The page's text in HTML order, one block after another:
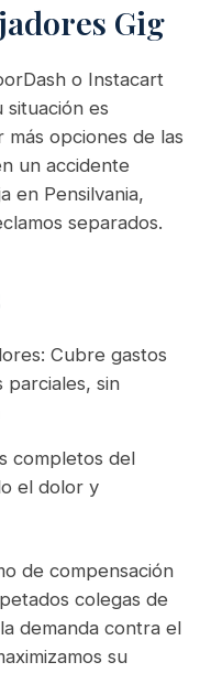
Gig
o Instacart
es
opciones de las
un accidente
en Pensilvania,
separados.
Cubre gastos
parciales, sin
completos del
el dolor y
de compensación
colegas de
demanda contra el
su